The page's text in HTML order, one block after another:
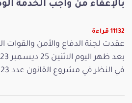
بالإعفاء من واجب الخدمة
11132 قراءة
عقدت لجنة الدفاع والأمن والقوات
في النظر في مشروع القانون عدد 40/2023 المتع...